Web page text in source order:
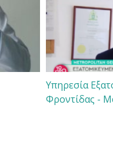
Υπηρεσία
Φροντίδας -